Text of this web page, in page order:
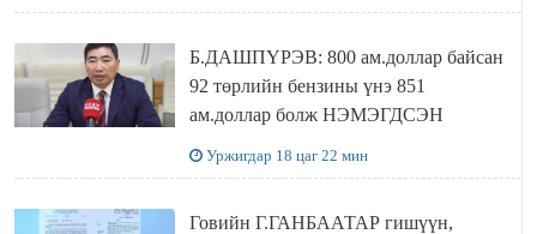
Б.ДАШПҮРЭВ: 800 ам.доллар байсан
92 төрлийн бензины үнэ 851
ам.доллар болж НЭМЭГДСЭН
Уржигдар 18 цаг 22 мин
Говийн Г.ГАНБААТАР гишүүн,